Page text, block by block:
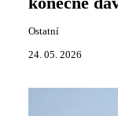
Ostatní
24. 05. 2026